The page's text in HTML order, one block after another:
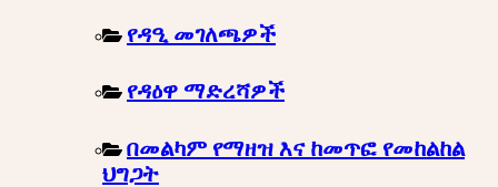
የዳዒ መገለጫዎች
የዳዕዋ ማድረሻዎች
በመልካም የማዘዝ እና ከመጥፎ የመከልከል
ህግጋት